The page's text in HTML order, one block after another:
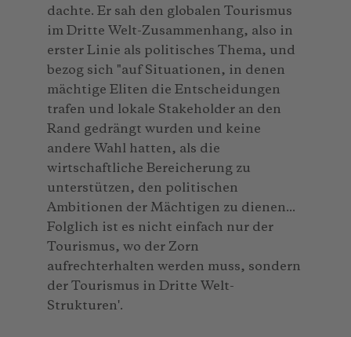
dachte. Er sah den globalen Tourismus
im Dritte Welt-Zusammenhang, also in
erster Linie als politisches Thema, und
bezog sich "auf Situationen, in denen
mächtige Eliten die Entscheidungen
trafen und lokale Stakeholder an den
Rand gedrängt wurden und keine
andere Wahl hatten, als die
wirtschaftliche Bereicherung zu
unterstützen, den politischen
Ambitionen der Mächtigen zu dienen...
Folglich ist es nicht einfach nur der
Tourismus, wo der Zorn
aufrechterhalten werden muss, sondern
der Tourismus in Dritte Welt-
Strukturen'.